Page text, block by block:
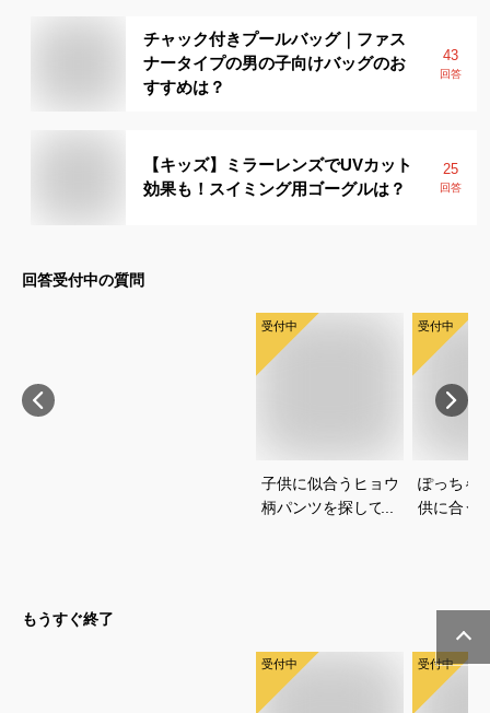
チャック付きプールバッグ｜ファス
ナータイプの男の子向けバッグのお
すすめは？
43
回答
【キッズ】ミラーレンズでUVカット
効果も！スイミング用ゴーグルは？
25
回答
回答受付中の質問
受付中
子供に似合うヒョウ
柄パンツを探してい
受付中
ぽっちゃ
供に合う
もうすぐ終了
受付中 受付中